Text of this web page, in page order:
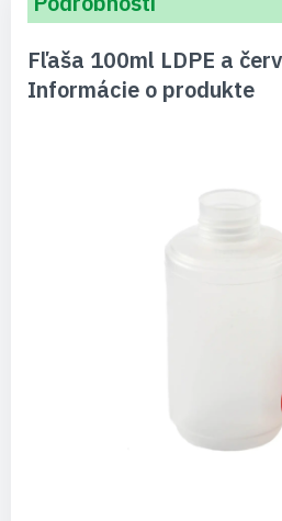
Fľaša 100ml LDPE a
Informácie o produkte